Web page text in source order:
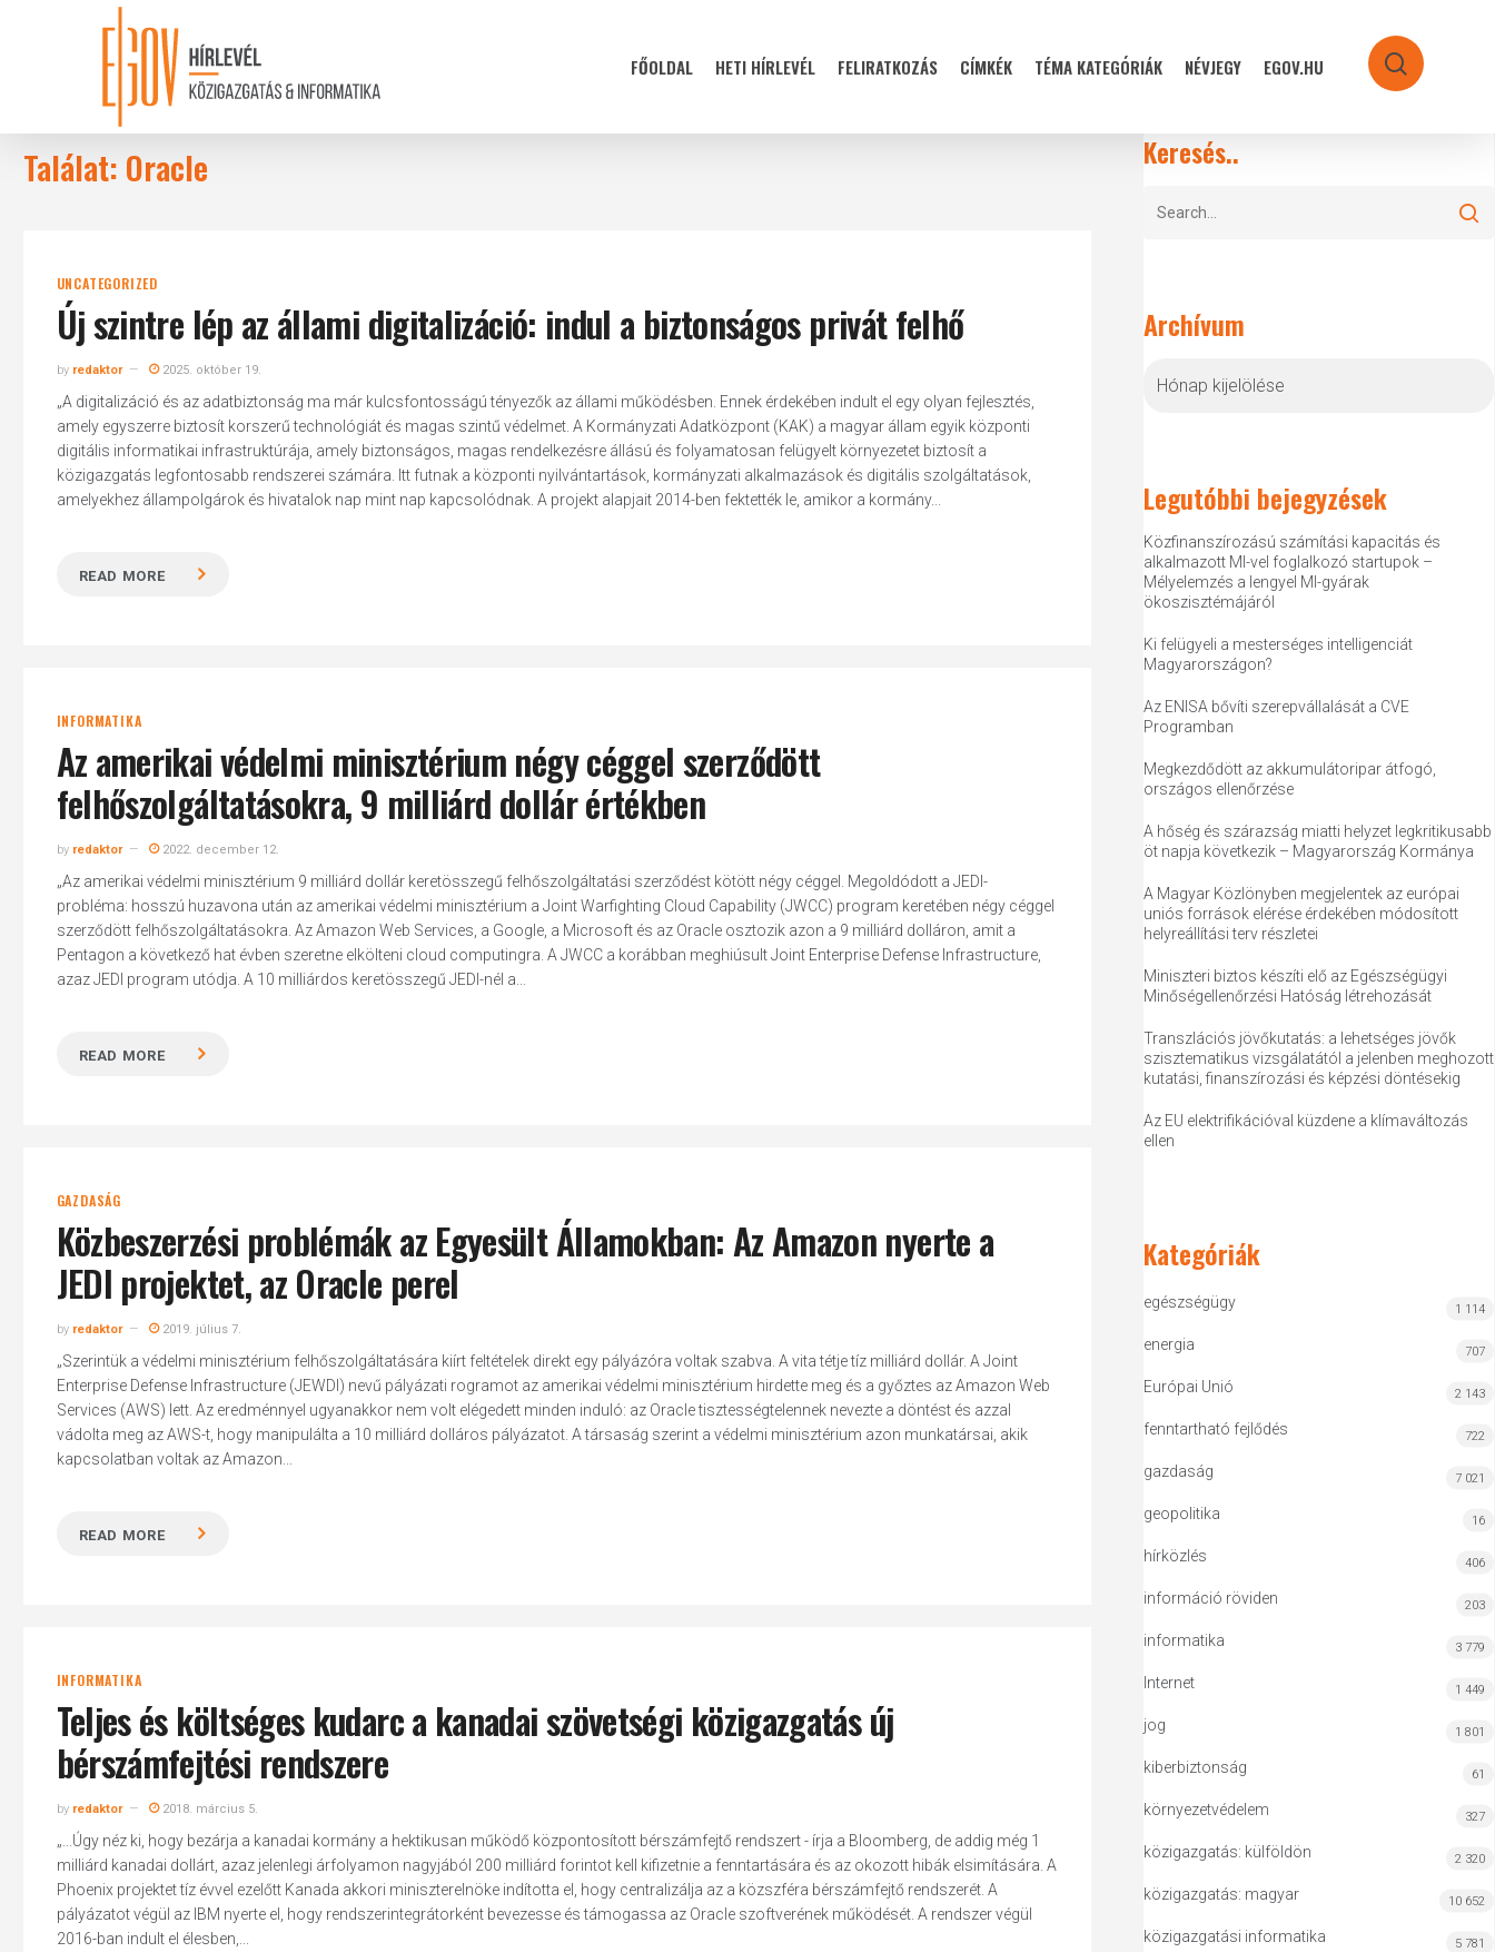
Hit enter to search or ESC to close
FŐOLDAL HETI HÍRLEVÉL FELIRATKOZÁS CÍMKÉK TÉMA KATEGÓRIÁK NÉVJEGY EGOV.HU search
Találat: Oracle
UNCATEGORIZED
Új szintre lép az állami digitalizáció: indul a biztonságos privát felhő
by redaktor 2025. október 19.
„A digitalizáció és az adatbiztonság ma már kulcsfontosságú tényezők az állami működésben. Ennek érdekében indult el egy olyan fejlesztés,
amely egyszerre biztosít korszerű technológiát és magas szintű védelmet. A Kormányzati Adatközpont (KAK) a magyar állam egyik központi
digitális informatikai infrastruktúrája, amely biztonságos, magas rendelkezésre állású és folyamatosan felügyelt környezetet biztosít a
közigazgatás legfontosabb rendszerei számára. Itt futnak a központi nyilvántartások, kormányzati alkalmazások és digitális szolgáltatások,
amelyekhez állampolgárok és hivatalok nap mint nap kapcsolódnak. A projekt alapjait 2014-ben fektették le, amikor a kormány...
READ MORE
INFORMATIKA
Az amerikai védelmi minisztérium négy céggel szerződött
felhőszolgáltatásokra, 9 milliárd dollár értékben
by redaktor 2022. december 12.
„Az amerikai védelmi minisztérium 9 milliárd dollár keretösszegű felhőszolgáltatási szerződést kötött négy céggel. Megoldódott a JEDI-
probléma: hosszú huzavona után az amerikai védelmi minisztérium a Joint Warfighting Cloud Capability (JWCC) program keretében négy céggel
szerződött felhőszolgáltatásokra. Az Amazon Web Services, a Google, a Microsoft és az Oracle osztozik azon a 9 milliárd dolláron, amit a
Pentagon a következő hat évben szeretne elkölteni cloud computingra. A JWCC a korábban meghiúsult Joint Enterprise Defense Infrastructure,
azaz JEDI program utódja. A 10 milliárdos keretösszegű JEDI-nél a...
READ MORE
GAZDASÁG
Közbeszerzési problémák az Egyesült Államokban: Az Amazon nyerte a
JEDI projektet, az Oracle perel
by redaktor 2019. július 7.
„Szerintük a védelmi minisztérium felhőszolgáltatására kiírt feltételek direkt egy pályázóra voltak szabva. A vita tétje tíz milliárd dollár. A Joint
Enterprise Defense Infrastructure (JEWDI) nevű pályázati rogramot az amerikai védelmi minisztérium hirdette meg és a győztes az Amazon Web
Services (AWS) lett. Az eredménnyel ugyanakkor nem volt elégedett minden induló: az Oracle tisztességtelennek nevezte a döntést és azzal
vádolta meg az AWS-t, hogy manipulálta a 10 milliárd dolláros pályázatot. A társaság szerint a védelmi minisztérium azon munkatársai, akik
kapcsolatban voltak az Amazon...
READ MORE
INFORMATIKA
Teljes és költséges kudarc a kanadai szövetségi közigazgatás új
bérszámfejtési rendszere
by redaktor 2018. március 5.
„...Úgy néz ki, hogy bezárja a kanadai kormány a hektikusan működő központosított bérszámfejtő rendszert - írja a Bloomberg, de addig még 1
milliárd kanadai dollárt, azaz jelenlegi árfolyamon nagyjából 200 milliárd forintot kell kifizetnie a fenntartására és az okozott hibák elsimítására. A
Phoenix projektet tíz évvel ezelőtt Kanada akkori miniszterelnöke indította el, hogy centralizálja az a közszféra bérszámfejtő rendszerét. A
pályázatot végül az IBM nyerte el, hogy rendszerintegrátorként bevezesse és támogassa az Oracle szoftverének működését. A rendszer végül
2016-ban indult el élesben,...
Keresés..
Archívum
Legutóbbi bejegyzések
Közfinanszírozású számítási kapacitás és
alkalmazott MI-vel foglalkozó startupok –
Mélyelemzés a lengyel MI-gyárak
ökoszisztémájáról
Ki felügyeli a mesterséges intelligenciát
Magyarországon?
Az ENISA bővíti szerepvállalását a CVE
Programban
Megkezdődött az akkumulátoripar átfogó,
országos ellenőrzése
A hőség és szárazság miatti helyzet legkritikusabb
öt napja következik – Magyarország Kormánya
A Magyar Közlönyben megjelentek az európai
uniós források elérése érdekében módosított
helyreállítási terv részletei
Miniszteri biztos készíti elő az Egészségügyi
Minőségellenőrzési Hatóság létrehozását
Transzlációs jövőkutatás: a lehetséges jövők
szisztematikus vizsgálatától a jelenben meghozott
kutatási, finanszírozási és képzési döntésekig
Az EU elektrifikációval küzdene a klímaváltozás
ellen
Kategóriák
egészségügy 1 114
energia 707
Európai Unió 2 143
fenntartható fejlődés 722
gazdaság 7 021
geopolitika 16
hírközlés 406
információ röviden 203
informatika 3 779
Internet 1 449
jog 1 801
kiberbiztonság 61
környezetvédelem 327
közigazgatás: külföldön 2 320
közigazgatás: magyar 10 652
közigazgatási informatika 5 781